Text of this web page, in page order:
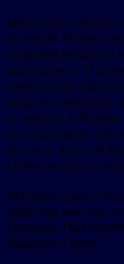
Видеоряд искусно
Великой
создавая мощный
настоящего. В
ожидающего
дедушке-ветеране
и любовь к
на передовой, так
тех, кто ждет.
символизирует
Музыкальную
соавторстве
Николая
Марины Гауэр.